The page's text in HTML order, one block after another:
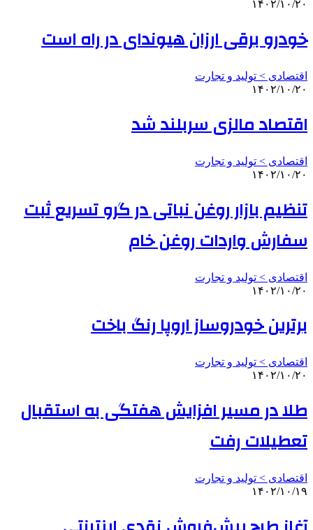
۱۴۰۲/۱۰/۲۰
خودرو برقی ارزان هیوندای در راه است
اقتصادی > تولید و تجارت
۱۴۰۲/۱۰/۲۰
اقتصاد مالزی سربلند شد
اقتصادی > تولید و تجارت
۱۴۰۲/۱۰/۲۰
تنظیم بازار روغن نباتی در گرو تسریع ثبت
سفارش واردات روغن خام
اقتصادی > تولید و تجارت
۱۴۰۲/۱۰/۲۰
برترین خودروساز اروپا رنگ باخت
اقتصادی > تولید و تجارت
۱۴۰۲/۱۰/۲۰
طلا در مسیر افزایش هفتگی به استقبال
تعطیلات رفت
اقتصادی > تولید و تجارت
۱۴۰۲/۱۰/۱۹